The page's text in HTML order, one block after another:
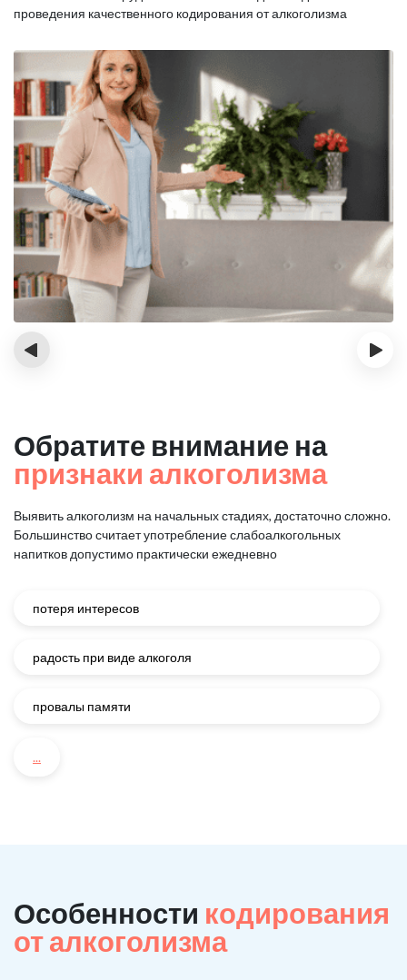
проведения качественного кодирования от алкоголизма
‹ ›
Обратите внимание на
признаки алкоголизма
Выявить алкоголизм на начальных стадиях, достаточно сложно.
Большинство считает употребление слабоалкогольных
напитков допустимо практически ежедневно
потеря интересов
радость при виде алкоголя
провалы памяти
...
Особенности кодирования
от алкоголизма